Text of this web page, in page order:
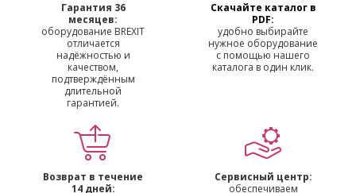
Гарантия 36
месяцев:
оборудование BREXIT
отличается
надёжностью и
качеством,
подтверждённым
длительной
гарантией.
Скачайте каталог в
PDF:
удобно выбирайте
нужное оборудование
с помощью нашего
каталога в один клик.
Возврат в течение
14 дней:
Сервисный центр:
обеспечиваем